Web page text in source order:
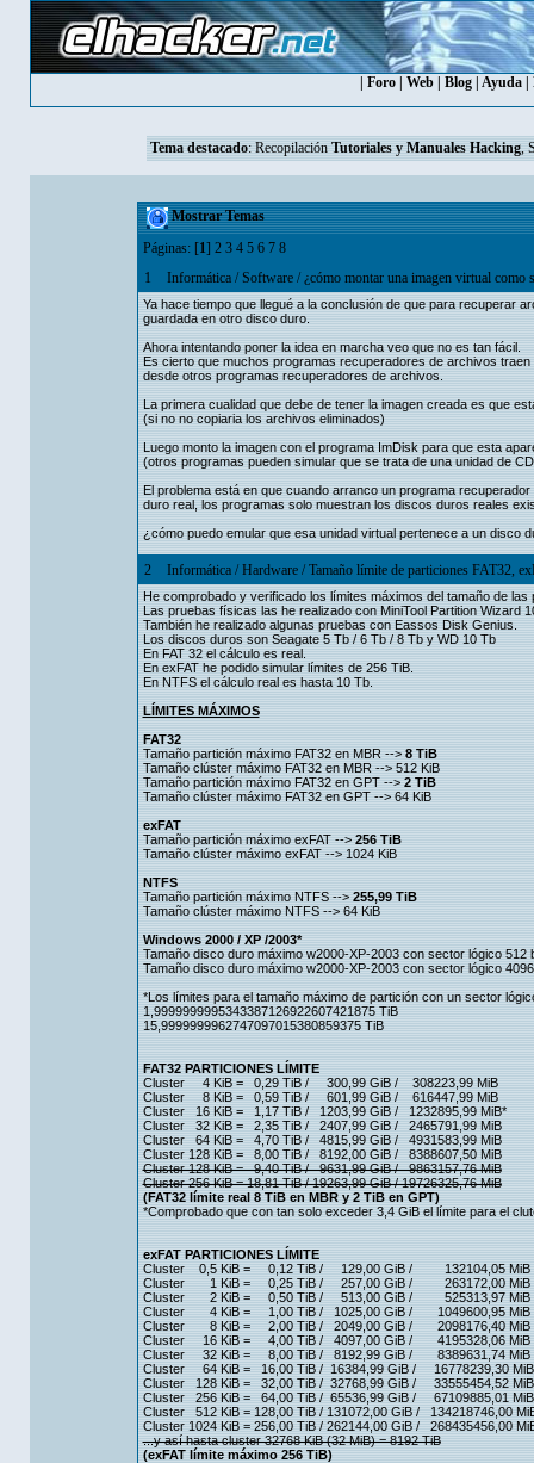
Foro| Web| Blog| Ayuda|
Tema destacado: Recopilación Tutoriales y Manuales Hacking,
Mostrar Temas
Páginas: [1] 2 3 4 5 6 7 8
1
Informática/Software/¿cómo montar una imagen virtual como
Ya hace tiempo que llegué a la conclusión de que para recuperar
guardada en otro disco duro.
Ahora intentando poner la idea en marcha veo que no es tan fácil.
Es cierto que muchos programas recuperadores de archivos
desde otros programas recuperadores de archivos.
La primera cualidad que debe de tener la imagen creada es que
(si no no copiaria los archivos eliminados)
Luego monto la imagen con el programa ImDisk para que esta
(otros programas pueden simular que se trata de una unidad de
El problema está en que cuando arranco un programa
duro real, los programas solo muestran los discos duros reales
¿cómo puedo emular que esa unidad virtual pertenece a un disco
2 Informática/Hardware/Tamaño límite de particiones FAT32,
He comprobado y verificado los límites máximos del tamaño de
Las pruebas físicas las he realizado con MiniTool Partition Wizard
También he realizado algunas pruebas con Eassos Disk Genius.
Los discos duros son Seagate 5 Tb / 6 Tb / 8 Tb y WD 10 Tb
En FAT 32 el cálculo es real.
En exFAT he podido simular límites de 256 TiB.
En NTFS el cálculo real es hasta 10 Tb.
LÍMITES MÁXIMOS
FAT32
Tamaño partición máximo FAT32 en MBR --> 8 TiB
Tamaño clúster máximo FAT32 en MBR --> 512 KiB
Tamaño partición máximo FAT32 en GPT --> 2 TiB
Tamaño clúster máximo FAT32 en GPT --> 64 KiB
exFAT
Tamaño partición máximo exFAT --> 256 TiB
Tamaño clúster máximo exFAT --> 1024 KiB
NTFS
Tamaño partición máximo NTFS --> 255,99 TiB
Tamaño clúster máximo NTFS --> 64 KiB
Windows 2000 / XP /2003*
Tamaño disco duro máximo w2000-XP-2003 con sector lógico
Tamaño disco duro máximo w2000-XP-2003 con sector lógico
*Los límites para el tamaño máximo de partición con un sector
1,9999999995343387126922607421875 TiB
15,9999999962747097015380859375 TiB
FAT32 PARTICIONES LÍMITE
Cluster 4 KiB = 0,29 TiB / 300,99 GiB / 308223,99 MiB
Cluster 8 KiB = 0,59 TiB / 601,99 GiB / 616447,99 MiB
Cluster 16 KiB = 1,17 TiB / 1203,99 GiB / 1232895,99 MiB*
Cluster 32 KiB = 2,35 TiB / 2407,99 GiB / 2465791,99 MiB
Cluster 64 KiB = 4,70 TiB / 4815,99 GiB / 4931583,99 MiB
Cluster 128 KiB = 8,00 TiB / 8192,00 GiB / 8388607,50 MiB
Cluster 128 KiB = 9,40 TiB / 9631,99 GiB / 9863157,76 MiB
Cluster 256 KiB = 18,81 TiB / 19263,99 GiB / 19726325,76 MiB
(FAT32 límite real 8 TiB en MBR y 2 TiB en GPT)
*Comprobado que con tan solo exceder 3,4 GiB el límite para el
exFAT PARTICIONES LÍMITE
Cluster 0,5 KiB = 0,12 TiB / 129,00 GiB / 132104,05 MiB
Cluster 1 KiB = 0,25 TiB / 257,00 GiB / 263172,00 MiB
Cluster 2 KiB = 0,50 TiB / 513,00 GiB / 525313,97 MiB
Cluster 4 KiB = 1,00 TiB / 1025,00 GiB / 1049600,95 MiB
Cluster 8 KiB = 2,00 TiB / 2049,00 GiB / 2098176,40 MiB
Cluster 16 KiB = 4,00 TiB / 4097,00 GiB / 4195328,06 MiB
Cluster 32 KiB = 8,00 TiB / 8192,99 GiB / 8389631,74 MiB
Cluster 64 KiB = 16,00 TiB / 16384,99 GiB / 16778239,30 MiB
Cluster 128 KiB = 32,00 TiB / 32768,99 GiB / 33555454,52 MiB
Cluster 256 KiB = 64,00 TiB / 65536,99 GiB / 67109885,01 MiB
Cluster 512 KiB = 128,00 TiB / 131072,00 GiB / 134218746,00
Cluster 1024 KiB = 256,00 TiB / 262144,00 GiB / 268435456,00
...y así hasta cluster 32768 KiB (32 MiB) = 8192 TiB
(exFAT límite máximo 256 TiB)